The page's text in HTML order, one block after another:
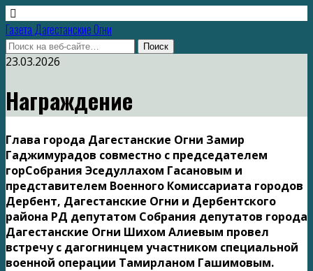
Газета Дагестанские Огни
23.03.2026
Награждение
Глава города Дагестанские Огни Замир
Гаджимурадов совместно с председателем
горСобрания Эседуллахом Гасановым и
представителем Военного Комиссариата городов
Дербент, Дагестанские Огни и Дербентского
района РД депутатом Собрания депутатов города
Дагестанские Огни Шихом Алиевым провел
встречу с дагогнинцем участником специальной
военной операции Тамирланом Гашимовым.